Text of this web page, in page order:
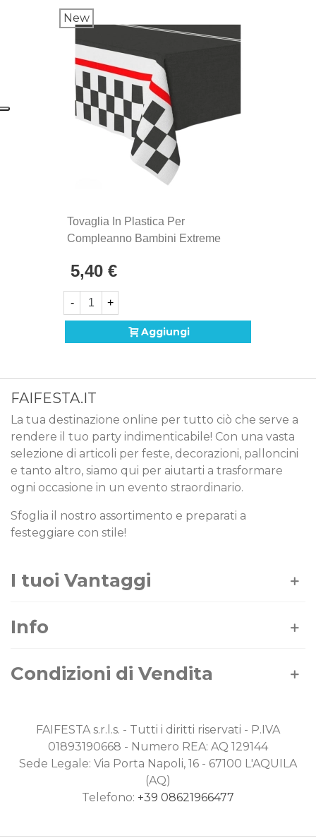
New
Tovaglia In Plastica Per
Compleanno Bambini Extreme
5,40 €
- +
Aggiungi
FAIFESTA.IT
La tua destinazione online per tutto ciò che serve a
rendere il tuo party indimenticabile! Con una vasta
selezione di articoli per feste, decorazioni, palloncini
e tanto altro, siamo qui per aiutarti a trasformare
ogni occasione in un evento straordinario.
Sfoglia il nostro assortimento e preparati a
festeggiare con stile!
I tuoi Vantaggi
Info
Condizioni di Vendita
FAIFESTA s.r.l.s. - Tutti i diritti riservati - P.IVA
01893190668 - Numero REA: AQ 129144
Sede Legale: Via Porta Napoli, 16 - 67100 L'AQUILA
(AQ)
Telefono: +39 08621966477